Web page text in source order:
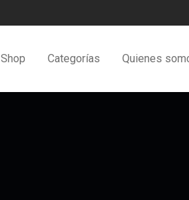
Shop Categorías Quienes